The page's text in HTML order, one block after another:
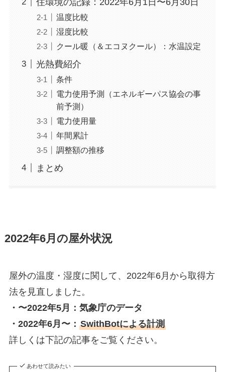
温度比較
湿度比較
クール暖（＆エコヌクール）：水温設定
光熱費紹介
条件
電力使用予測（エネルギーパス協会の事
前予測）
電力使用量
年間累計
調整額の推移
まとめ
2022年6月の屋外状況
屋外の温度・湿度に関して、2022年6月から取得方
法を見直しました。
・〜2022年5月：気象庁のデータ
・2022年6月〜： SwithBotによる計測
詳しくは下記の記事をご覧ください。
あわせて読みたい